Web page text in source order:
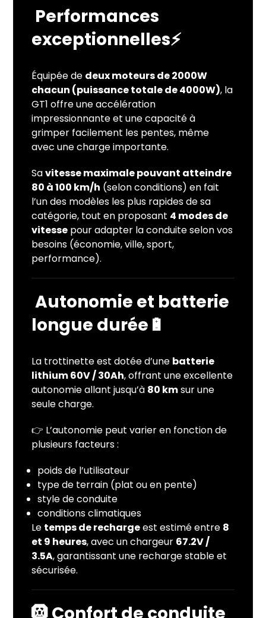
Performances
exceptionnelles⚡
Équipée de deux moteurs de 2000W
chacun (puissance totale de 4000W), la
GT1 offre une accélération
impressionnante et une capacité à
grimper facilement les pentes, même
avec une charge importante.
Savitesse maximale pouvant atteindre
80 à 100 km/h (selon conditions) en fait
l’un des modèles les plus rapides de sa
catégorie, tout en proposant 4 modes de
vitesse pour adapter la conduite selon vos
besoins (économie, ville, sport,
performance).
Autonomie et batterie
longue durée 🔋
La trottinette est dotée d’une batterie
lithium 60V / 30Ah, offrant une excellente
autonomie allant jusqu’à 80 kmsur une
seule charge.
👉 L’autonomie peut varier en fonction de
plusieurs facteurs :
poids de l’utilisateur
type de terrain (plat ou en pente)
style de conduite
conditions climatiques
Le temps de rechargeest estimé entre 8
et 9 heures, avec un chargeur 67.2V /
3.5A, garantissant une recharge stable et
sécurisée.